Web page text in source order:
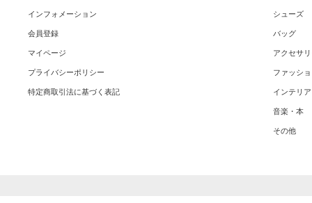
インフォメーション
会員登録
マイページ
プライバシーポリシー
特定商取引法に基づく表記
シューズ
バッグ
アクセサ
ファッシ
インテリア
音楽・本
その他